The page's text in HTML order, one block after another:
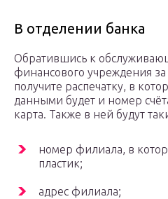
В отделении банка
Обратившись к
финансового учреждения
получите распечатку, в
данными будет и номер
карта. Также в ней будут
номер филиала, в
пластик;
адрес филиала;